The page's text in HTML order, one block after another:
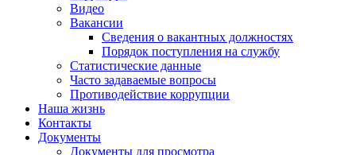
Видео
Вакансии
Сведения о вакантных должностях
Порядок поступления на службу
Статистические данные
Часто задаваемые вопросы
Противодействие коррупции
Наша жизнь
Контакты
Документы
Документы для просмотра